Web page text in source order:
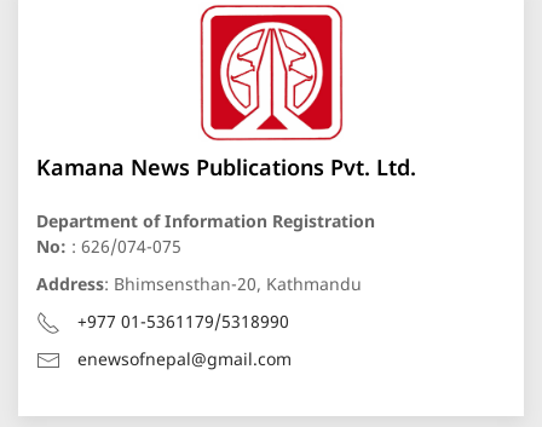
Kamana News Publications Pvt. Ltd.
Department of Information Registration
No: : 626/074-075
Address: Bhimsensthan-20, Kathmandu
+977 01-5361179/5318990
enewsofnepal@gmail.com